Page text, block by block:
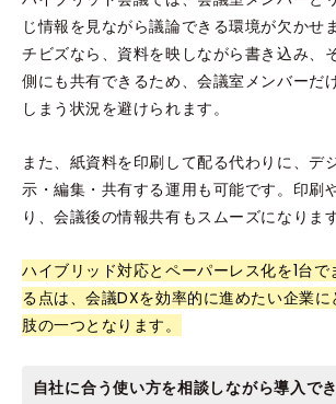
じ情報を見ながら議論できる環境が欠かせ
チビズなら、資料を映しながら書き込み、
側にも共有できるため、会議室メンバーだ
しまう状況を避けられます。
また、紙資料を印刷して配る代わりに、デ
示・編集・共有する運用も可能です。印刷
り、会議後の情報共有もスムーズになります
ハイブリッド対応とペーパーレス化を1台で
る点は、会議DXを効率的に進めたい企業
肢の一つとなります。
自社に合う使い方を相談しながら導入で